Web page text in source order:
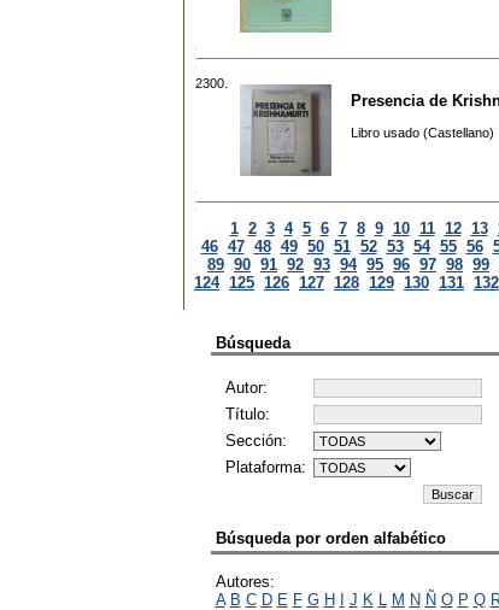
2300.
Presencia de
Libro usado (Castellano)
1 2 3 4 5 6 7 8 9 10 11 12 13
46 47 48 49 50 51 52 53 54 55 56
89 90 91 92 93 94 95 96 97 98 99
124 125 126 127 128 129 130 131 132
Búsqueda
Autor:
Título:
Sección:
Plataforma:
Búsqueda por orden alfabético
Autores:
A B C D E F G H I J K L M N Ñ O P Q